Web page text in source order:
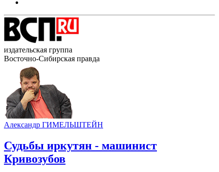
издательская группа
Восточно-Сибирская правда
Александр ГИМЕЛЬШТЕЙН
Судьбы иркутян - машинист
Кривозубов